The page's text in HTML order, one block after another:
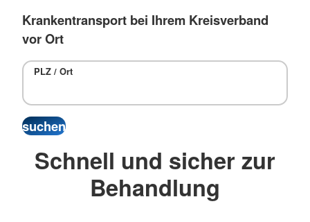
Krankentransport bei Ihrem Kreisverband
vor Ort
PLZ / Ort
Schnell und sicher zur
Behandlung